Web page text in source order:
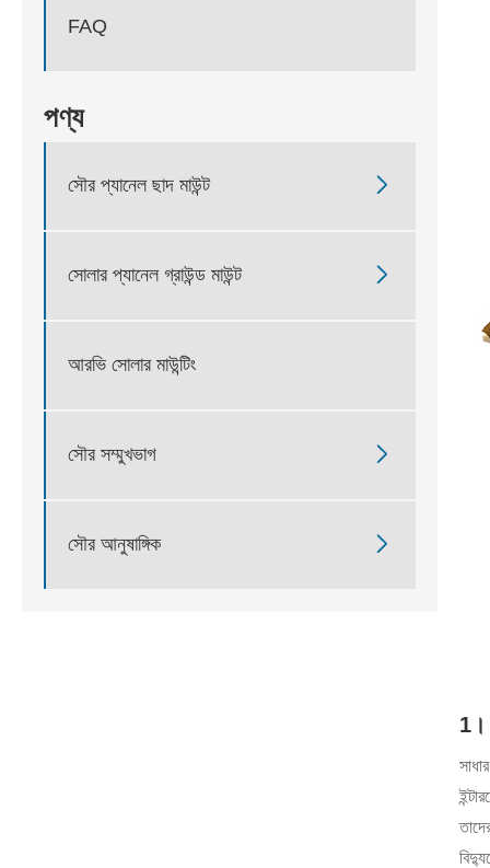
FAQ
পণ্য
সৌর প্যানেল ছাদ মাউন্ট 
সোলার প্যানেল গ্রাউন্ড মাউন্ট 
আরভি সোলার মাউন্টিং
সৌর সম্মুখভাগ 
সৌর আনুষাঙ্গিক 
1।